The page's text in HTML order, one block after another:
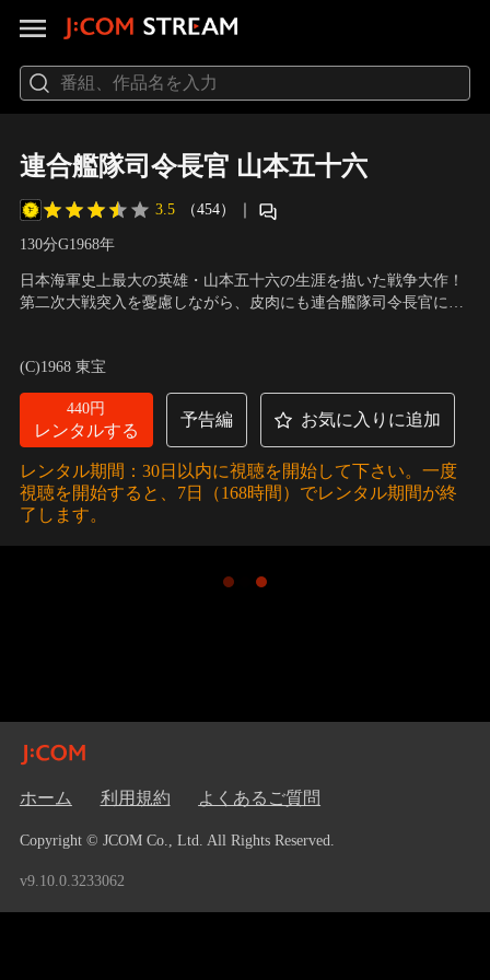
連合艦隊司令長官 山本五十六
3.5 （454） ｜
130分G1968年
日本海軍史上最大の英雄・山本五十六の生涯を描いた戦争大作！
第二次大戦突入を憂慮しながら、皮肉にも連合艦隊司令長官に任
ドラマ。特技監督は円谷英二。なかでも山本戦死前後のミニチュ
ア・ワークによる空中戦シーンは圧巻。
(C)1968 東宝
440円
レンタルする
予告編 お気に入りに追加
レンタル期間：30日以内に視聴を開始して下さい。一度
視聴を開始すると、7日（168時間）でレンタル期間が終
了します。
ホーム 利用規約 よくあるご質問
Copyright © JCOM Co., Ltd. All Rights Reserved.
v9.10.0.3233062